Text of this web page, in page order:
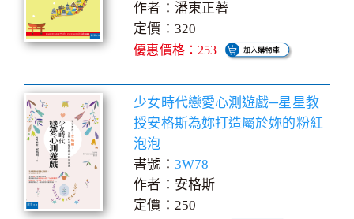
作者：潘東正著
定價：320
優惠價格：253
少女時代戀愛心測遊戲─星星教
授安格斯為妳打造屬於妳的粉紅
泡泡
書號： 3W78
作者：安格斯
定價：250